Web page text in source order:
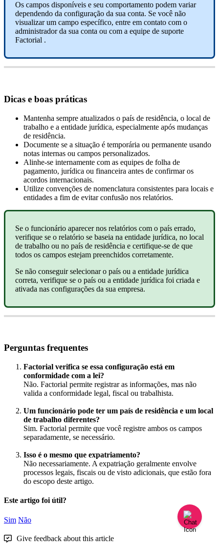
Os campos disponíveis e seu comportamento podem variar
dependendo da configuração da sua conta. Se você não
visualizar um campo específico, entre em contato com o
administrador da sua conta ou com a equipe de suporte
Factorial .
Dicas e boas práticas
Mantenha sempre atualizados o país de residência, o local de
trabalho e a entidade jurídica, especialmente após mudanças
de residência.
Documente se a situação é temporária ou permanente usando
notas internas ou campos personalizados.
Alinhe-se internamente com as equipes de folha de
pagamento, jurídica ou financeira antes de confirmar os
acordos internacionais.
Utilize convenções de nomenclatura consistentes para locais e
entidades a fim de evitar confusão nos relatórios.
Se o funcionário aparecer nos relatórios com o país errado,
verifique se o relatório se baseia na entidade jurídica, no local
de trabalho ou no país de residência e certifique-se de que
todos os campos estejam preenchidos corretamente.
Se não conseguir selecionar o país ou a entidade jurídica
correta, verifique se o país ou a entidade jurídica foi criada e
ativada nas configurações da sua empresa.
Perguntas frequentes
Factorial verifica se essa configuração está em
conformidade com a lei?
Não. Factorial permite registrar as informações, mas não
valida a conformidade legal, fiscal ou trabalhista.
Um funcionário pode ter um país de residência e um local
de trabalho diferentes?
Sim. Factorial permite que você registre ambos os campos
separadamente, se necessário.
Isso é o mesmo que expatriamento?
Não necessariamente. A expatriação geralmente envolve
processos legais, fiscais ou de visto adicionais, que estão fora
do escopo deste artigo.
Este artigo foi útil?
Sim Não
Give feedback about this article